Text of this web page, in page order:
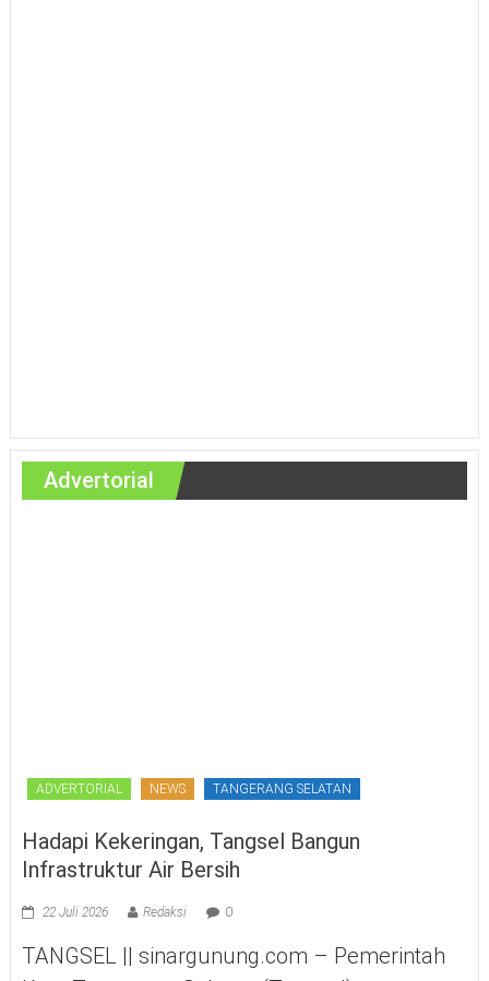
Advertorial
ADVERTORIAL NEWS TANGERANG SELATAN
Hadapi Kekeringan, Tangsel Bangun
Infrastruktur Air Bersih
22 Juli 2026 Redaksi 0
TANGSEL || sinargunung.com – Pemerintah